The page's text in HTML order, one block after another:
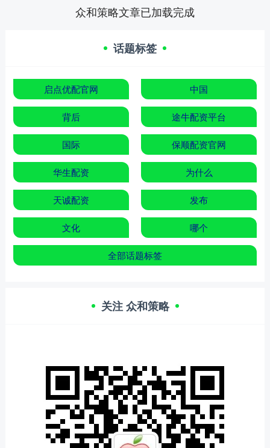
众和策略文章已加载完成
话题标签
启点优配官网 中国
背后 途牛配资平台
国际 保顺配资官网
华生配资 为什么
天诚配资 发布
文化 哪个
全部话题标签
关注 众和策略